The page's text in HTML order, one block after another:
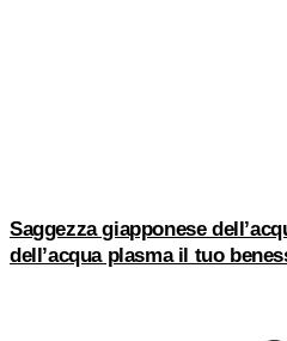
Saggezza giapponese
dell’acqua plasma il tuo